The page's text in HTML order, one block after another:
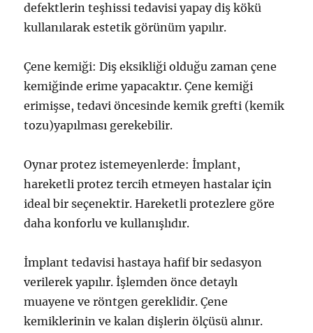
defektlerin teşhissi tedavisi yapay diş kökü
kullanılarak estetik görünüm yapılır.
Çene kemiği: Diş eksikliği olduğu zaman çene
kemiğinde erime yapacaktır. Çene kemiği
erimişse, tedavi öncesinde kemik grefti (kemik
tozu)yapılması gerekebilir.
Oynar protez istemeyenlerde: İmplant,
hareketli protez tercih etmeyen hastalar için
ideal bir seçenektir. Hareketli protezlere göre
daha konforlu ve kullanışlıdır.
İmplant tedavisi hastaya hafif bir sedasyon
verilerek yapılır. İşlemden önce detaylı
muayene ve röntgen gereklidir. Çene
kemiklerinin ve kalan dişlerin ölçüsü alınır.